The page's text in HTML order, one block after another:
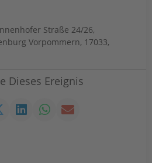
Straße 24/26,
Vorpommern, 17033,
Dieses Ereignis